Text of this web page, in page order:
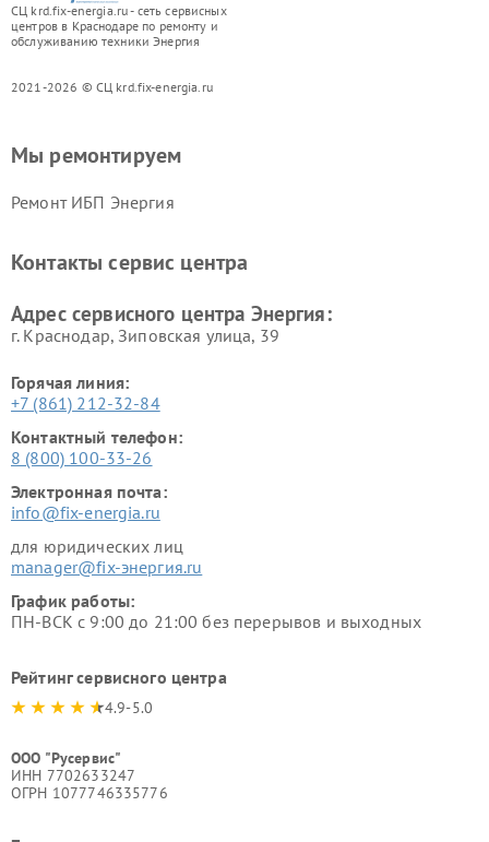
СЦ krd.fix-energia.ru - сеть сервисных
центров в Краснодаре по ремонту и
обслуживанию техники Энергия
2021-2026 © СЦ krd.fix-energia.ru
Мы ремонтируем
Ремонт ИБП Энергия
Контакты сервис центра
Адрес сервисного центра Энергия:
г. Краснодар, Зиповская улица, 39
Горячая линия:
+7 (861) 212-32-84
Контактный телефон:
8 (800) 100-33-26
Электронная почта:
info@fix-energia.ru
для юридических лиц
manager@fix-энергия.ru
График работы:
ПН-ВСК с 9:00 до 21:00 без перерывов и выходных
Рейтинг сервисного центра
4.9-5.0
ООО "Русервис"
ИНН 7702633247
ОГРН 1077746335776